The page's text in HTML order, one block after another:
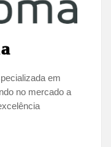
em
no mercado a